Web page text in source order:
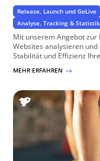
Release, Launch und GoLive
Analyse, Tracking & Statistik
Mit unserem Angebot
Websites analysieren
Stabilität und Effizienz
MEHR ERFAHREN $